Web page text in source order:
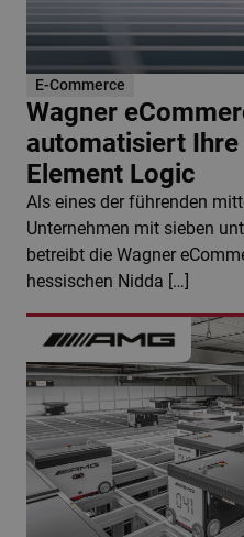
E-Commerce
Wagner
automatisiert
Element Logic
Als eines der führenden
Unternehmen mit sieben
betreibt die Wagner
hessischen Nidda […]